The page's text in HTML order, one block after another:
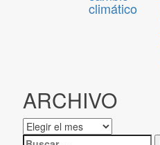
climático
ARCHIVO